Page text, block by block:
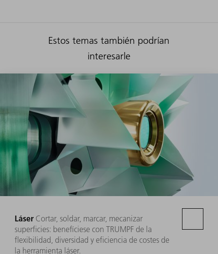
Estos temas también podrían
interesarle
Láser Cortar, soldar, marcar, mecanizar
superficies: benefíciese con TRUMPF de la
flexibilidad, diversidad y eficiencia de costes de
la herramienta láser.